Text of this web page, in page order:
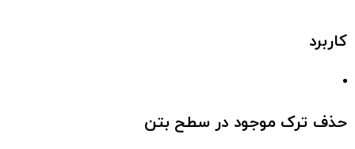
کاربرد
حذف ترک موجود در سطح بتن